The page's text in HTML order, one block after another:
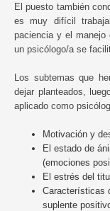
El puesto también
es muy difícil
paciencia y el manejo
un psicólogo/a se
Los subtemas que
dejar planteados,
aplicado como
Motivación y
El estado de
(emociones
El estrés del
Características
suplente